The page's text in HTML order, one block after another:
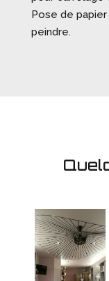
Pose de
peindre.